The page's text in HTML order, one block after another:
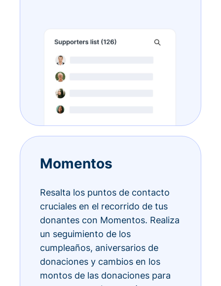
Momentos
Resalta los puntos de contacto
cruciales en el recorrido de tus
donantes con Momentos. Realiza
un seguimiento de los
cumpleaños, aniversarios de
donaciones y cambios en los
montos de las donaciones para